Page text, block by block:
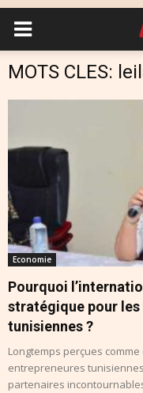
MOTS CLES:
Economie
Pourquoi
stratégique pour
tunisiennes ?
Longtemps perçues
entrepreneures
partenaires